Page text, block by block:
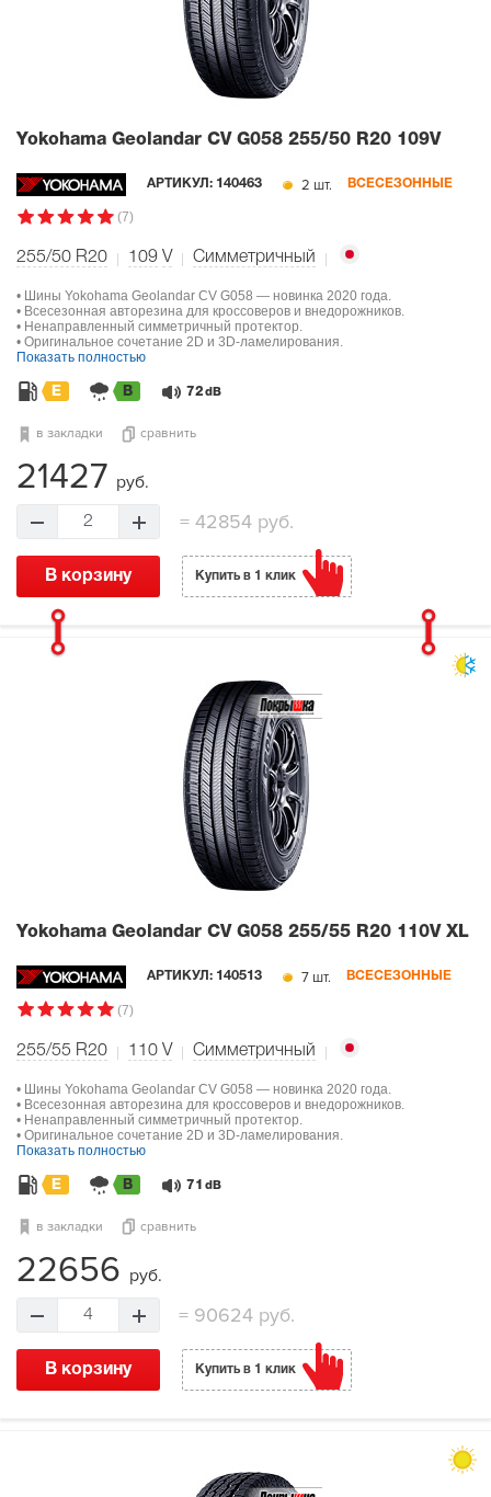
Yokohama Geolandar CV G058 255/50 R20 109V
АРТИКУЛ: 140463 2 шт. ВСЕСЕЗОННЫЕ
(7)
255/50 R20 109 V Симметричный
• Шины Yokohama Geolandar CV G058 — новинка 2020 года.
• Всесезонная авторезина для кроссоверов и внедорожников.
• Ненаправленный симметричный протектор.
• Оригинальное сочетание 2D и 3D-ламелирования.
Показать полностью
E B 72 dB
в закладки сравнить
21427 руб.
2 =42854 руб.
В корзину Купить в 1 клик
Yokohama Geolandar CV G058 255/55 R20 110V XL
АРТИКУЛ: 140513 7 шт. ВСЕСЕЗОННЫЕ
(7)
255/55 R20 110 V Симметричный
• Шины Yokohama Geolandar CV G058 — новинка 2020 года.
• Всесезонная авторезина для кроссоверов и внедорожников.
• Ненаправленный симметричный протектор.
• Оригинальное сочетание 2D и 3D-ламелирования.
Показать полностью
E B 71 dB
в закладки сравнить
22656 руб.
4 =90624 руб.
В корзину Купить в 1 клик